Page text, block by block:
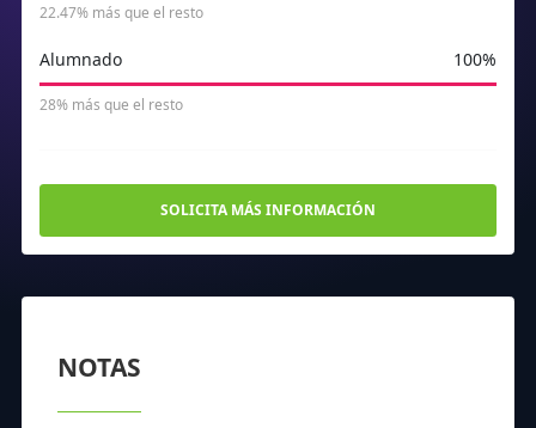
22.47% más que el resto
Alumnado 100%
28% más que el resto
SOLICITA MÁS INFORMACIÓN
NOTAS